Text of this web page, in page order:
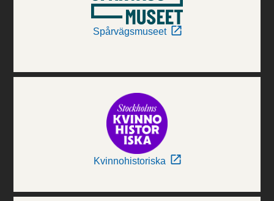
Spårvägsmuseet
Kvinnohistoriska